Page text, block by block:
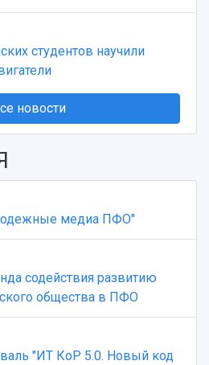
кампус
организации
студентов научили
новости
медиа ПФО"
содействия развитию
общества в ПФО
"ИТ КоР 5.0. Новый код